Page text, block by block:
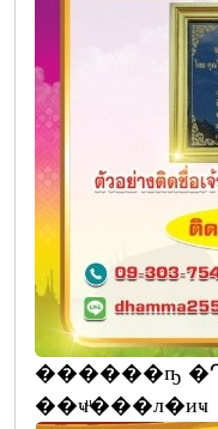
������ҧ
��ҹͧ���л�иҹ